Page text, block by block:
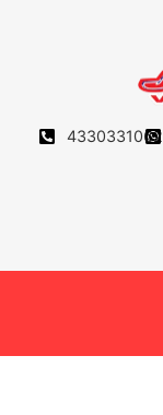
4330331062